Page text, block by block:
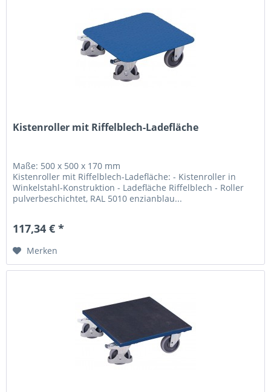
Kistenroller mit Riffelblech-Ladefläche
Maße: 500 x 500 x 170 mm
Kistenroller mit Riffelblech-Ladefläche: - Kistenroller in
Winkelstahl-Konstruktion - Ladefläche Riffelblech - Roller
pulverbeschichtet, RAL 5010 enzianblau...
117,34 € *
Merken